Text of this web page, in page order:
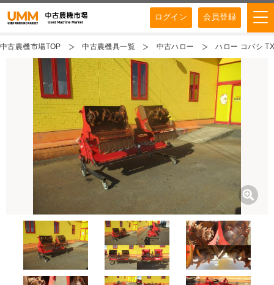
ログイン 会員登録
中古農機市場TOP 中古農機具一覧 中古ハロー ハロー コバシ